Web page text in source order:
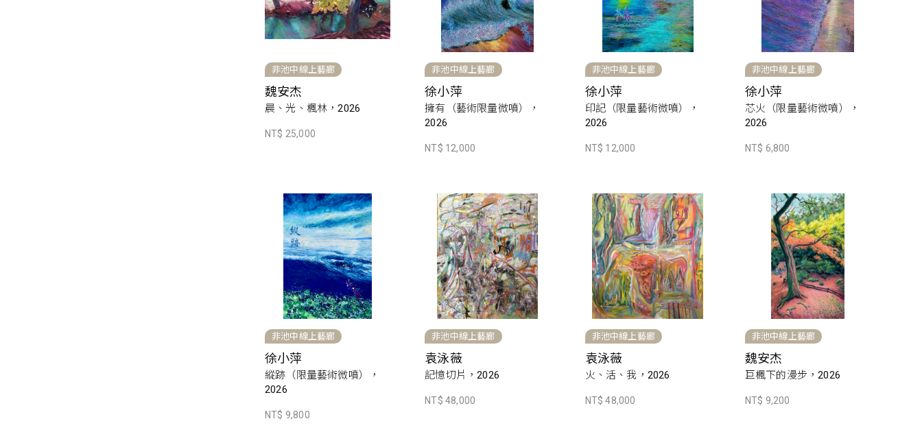
非池中線上藝廊
魏安杰
晨、光、楓林，2026
NT$ 25,000
非池中線上藝廊
徐小萍
擁有（藝術限量微噴），
2026
NT$ 12,000
非池中線上藝廊
徐小萍
印記（限量藝術微噴），
2026
NT$ 12,000
非池中線上藝廊
徐小萍
芯火（限量藝術微噴），
2026
NT$ 6,800
非池中線上藝廊
徐小萍
縱跡（限量藝術微噴），
2026
NT$ 9,800
非池中線上藝廊
袁泳薇
記憶切片，2026
NT$ 48,000
非池中線上藝廊
袁泳薇
火、活、我，2026
NT$ 48,000
非池中線上藝廊
魏安杰
巨楓下的漫步，2026
NT$ 9,200